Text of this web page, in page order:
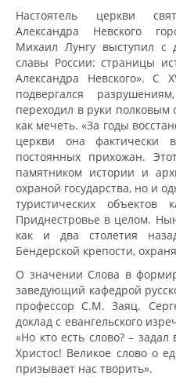
Настоятель церкви
Александра Невского
Михаил Лунгу выступил с
славы России: страницы
Александра Невского». С
подвергался
переходил в руки полковым
как мечеть. «За годы
церкви она фактически
постоянных прихожан.
памятником истории и
охраной государства, но и
туристических
Приднестровье в целом.
как и два столетия
Бендерской крепости,
О значении Слова в
заведующий кафедрой
профессор С.М. Заяц.
доклад с евангельского
«Но кто есть слово? –
Христос! Великое слово о
призывает нас творить».